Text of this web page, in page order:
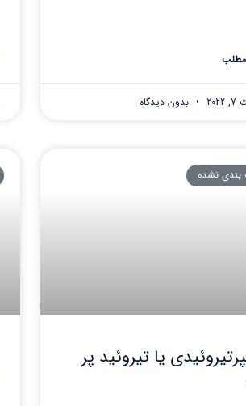
مطلب
بدون دیدگاه
بندی نشده
یا تیروئید پر